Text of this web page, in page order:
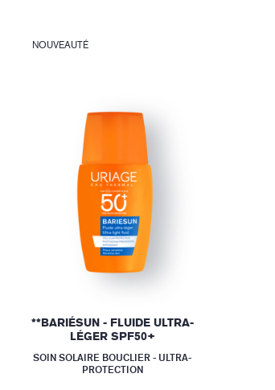
NOUVEAUTÉ
**BARIÉSUN - FLUIDE ULTRA-
LÉGER SPF50+
SOIN SOLAIRE BOUCLIER - ULTRA-
PROTECTION